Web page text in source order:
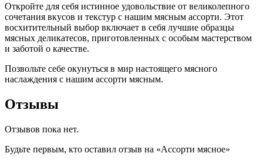
Откройте для себя истинное удовольствие от великолепного
сочетания вкусов и текстур с нашим мясным ассорти. Этот
восхитительный выбор включает в себя лучшие образцы
мясных деликатесов, приготовленных с особым мастерством
и заботой о качестве.
Позвольте себе окунуться в мир настоящего мясного
наслаждения с нашим ассорти мясным.
Отзывы
Отзывов пока нет.
Будьте первым, кто оставил отзыв на «Ассорти мясное»